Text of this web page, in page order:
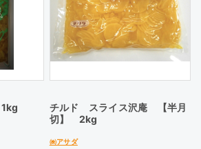
チルド スライス沢庵 【半月
切】 2kg
㈱アサダ